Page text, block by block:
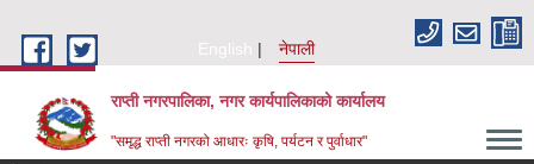
English
नेपाली
राप्ती नगरपालिका, नगर कार्यपालिकाको कार्यालय
"समृद्ध राप्ती नगरको आधारः कृषि, पर्यटन र पुर्वाधार"